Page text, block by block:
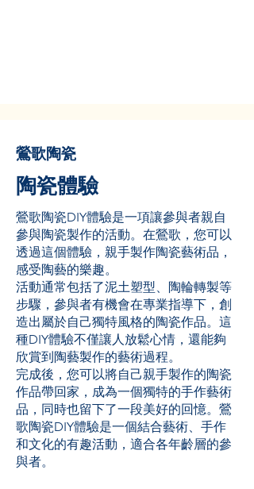
鶯歌陶瓷
陶瓷體驗
鶯歌陶瓷DIY體驗是一項讓參與者親自
參與陶瓷製作的活動。在鶯歌，您可以
透過這個體驗，親手製作陶瓷藝術品，
感受陶藝的樂趣。
活動通常包括了泥土塑型、陶輪轉製等
步驟，參與者有機會在專業指導下，創
造出屬於自己獨特風格的陶瓷作品。這
種DIY體驗不僅讓人放鬆心情，還能夠
欣賞到陶藝製作的藝術過程。
完成後，您可以將自己親手製作的陶瓷
作品帶回家，成為一個獨特的手作藝術
品，同時也留下了一段美好的回憶。鶯
歌陶瓷DIY體驗是一個結合藝術、手作
和文化的有趣活動，適合各年齡層的參
與者。